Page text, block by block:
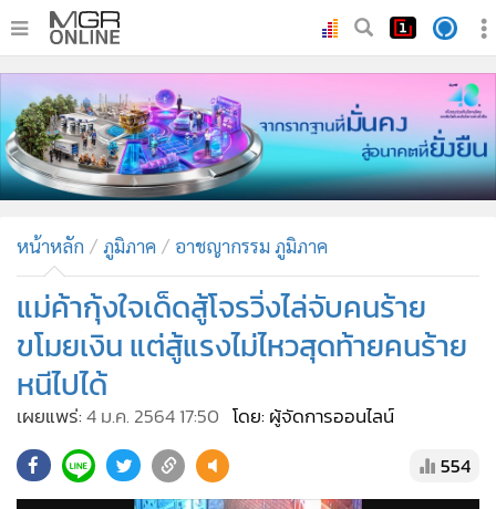
• ทันเหตุการณ์
• ภาคใต้
• ภูมิภาค
• บันเทิง
ผู้จัดการรายวัน
• คอลัมนิสต์
• ละคร
• CbizReview
• Cyber BIZ
• ผู้จัดกวน
• Good health & Well-being
หน้าหลัก ภูมิภาค อาชญากรรม ภูมิภาค
แม่ค้ากุ้งใจเด็ดสู้โจรวิ่งไล่จับคนร้าย
ขโมยเงิน แต่สู้แรงไม่ไหวสุดท้ายคนร้าย
หนีไปได้
เผยแพร่:4 ม.ค. 2564 17:50 โดย: ผู้จัดการออนไลน์
554